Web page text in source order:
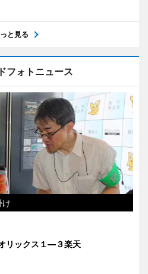
と見る
フォトニュース
け
リックス１―３楽天